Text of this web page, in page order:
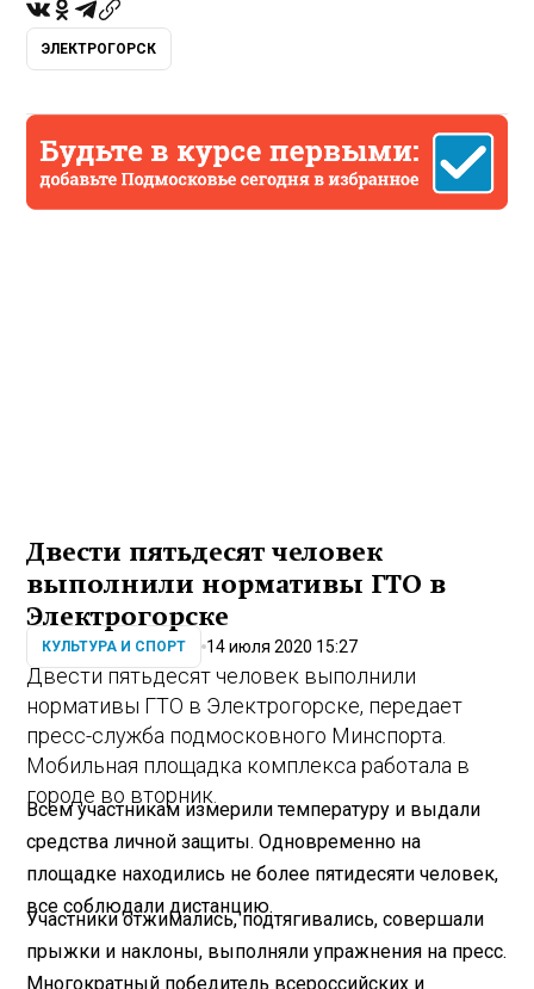
ЭЛЕКТРОГОРСК
Двести пятьдесят человек
выполнили нормативы ГТО в
Электрогорске
КУЛЬТУРА И СПОРТ 14 июля 2020 15:27
Двести пятьдесят человек выполнили
нормативы ГТО в Электрогорске, передает
пресс-служба подмосковного Минспорта.
Мобильная площадка комплекса работала в
городе во вторник.
Всем участникам измерили температуру и выдали
средства личной защиты. Одновременно на
площадке находились не более пятидесяти человек,
все соблюдали дистанцию.
Участники отжимались, подтягивались, совершали
прыжки и наклоны, выполняли упражнения на пресс.
Многократный победитель всероссийских и